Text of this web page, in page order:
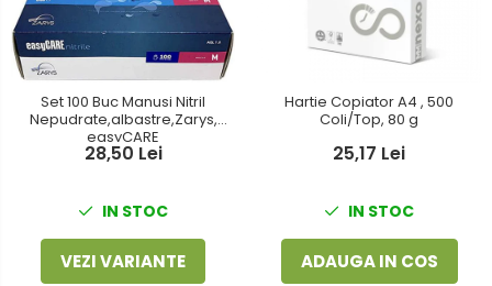
Foarfeci
Lipiciuri
Perforatoare
Suporturi pentru accesorii
Tavite pentru Documente
Tusuri si tusiere
Detergenti vase
Dispensere si consumabile
Europubele
Hartie igienica
Odorizante
Produse din hartie
Set 100 Buc Manusi Nitril
Nepudrate,albastre,Zarys,
easyCARE
28,50 Lei
IN STOC
VEZI VARIANTE
Hartie Copiator A4 , 500
Coli/Top, 80 g
25,17 Lei
IN STOC
ADAUGA IN COS